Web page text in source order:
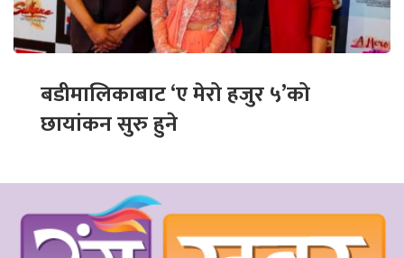
बडीमालिकाबाट ‘ए मेरो हजुर ५’को
छायांकन सुरु हुने